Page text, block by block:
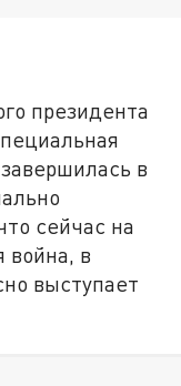
президента
в
сейчас на
война, в
выступает